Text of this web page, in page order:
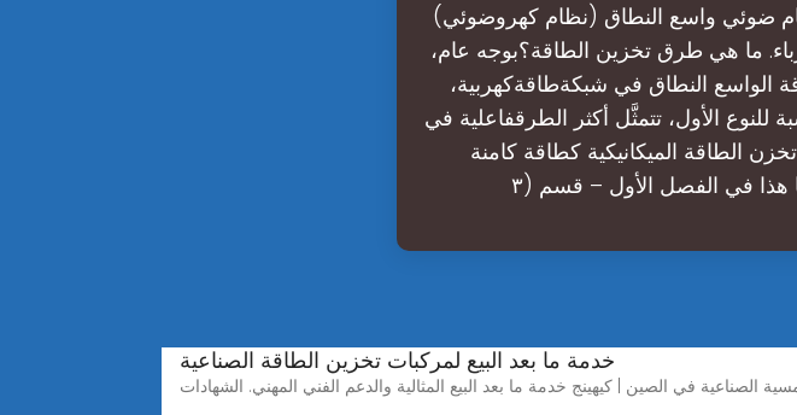
ضوئي واسع النطاق (نظام كهروضوئي)
ما هي طرق تخزين الطاقة؟بوجه عام،
الواسع النطاق في شبكةطاقةكهربية،
للنوع الأول، تتمثَّل أكثر الطرقفاعلية في
الطاقة الميكانيكية كطاقة كامنة
خدمة ما بعد البيع لمركبات تخزين الطاقة الصناعية